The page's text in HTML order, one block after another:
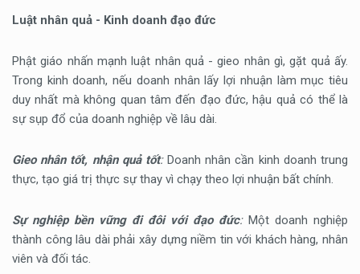
Luật nhân quả - Kinh doanh đạo đức
Phật giáo nhấn mạnh luật nhân quả - gieo nhân gì, gặt quả ấy.
Trong kinh doanh, nếu doanh nhân lấy lợi nhuận làm mục tiêu
duy nhất mà không quan tâm đến đạo đức, hậu quả có thể là
sự sụp đổ của doanh nghiệp về lâu dài.
Gieo nhân tốt, nhận quả tốt:Doanh nhân cần kinh doanh trung
thực, tạo giá trị thực sự thay vì chạy theo lợi nhuận bất chính.
Sự nghiệp bền vững đi đôi với đạo đức: Một doanh nghiệp
thành công lâu dài phải xây dựng niềm tin với khách hàng, nhân
viên và đối tác.